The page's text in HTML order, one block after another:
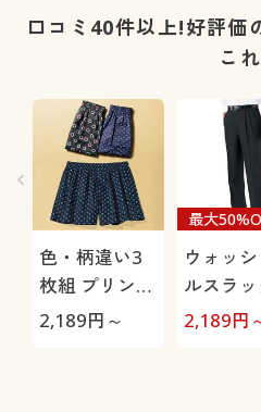
口コミ40件以上!好評価
こ
色・柄違い3
枚組 プリント
トランクス/綿
2,189円～
ウォッ
ルスラッ
(ツータッ
最大
2,189円